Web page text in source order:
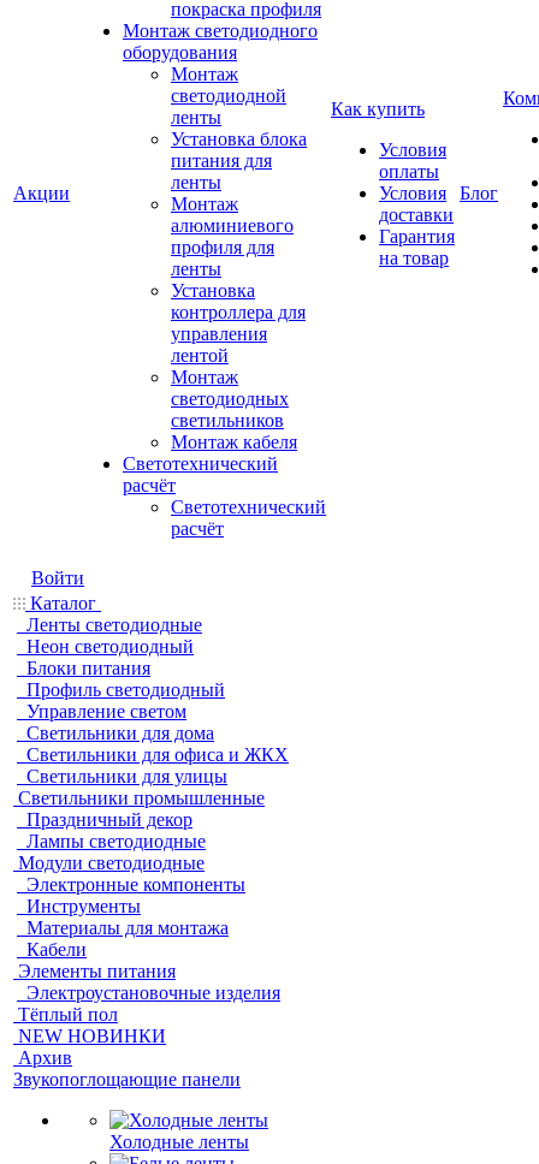
Акции
покраска профиля
Монтаж светодиодного
оборудования
Монтаж
светодиодной
ленты
Установка блока
питания для
ленты
Монтаж
алюминиевого
профиля для
ленты
Установка
контроллера для
управления
лентой
Монтаж
светодиодных
светильников
Монтаж кабеля
Светотехнический
расчёт
Светотехнический
расчёт
Как купить
Условия
оплаты
Условия
доставки
Гарантия
на товар
Блог
Войти
Каталог
Ленты светодиодные
Неон светодиодный
Блоки питания
Профиль светодиодный
Управление светом
Светильники для дома
Светильники для офиса и ЖКХ
Светильники для улицы
Светильники промышленные
Праздничный декор
Лампы светодиодные
Модули светодиодные
Электронные компоненты
Инструменты
Материалы для монтажа
Кабели
Элементы питания
Электроустановочные изделия
Тёплый пол
NEW НОВИНКИ
Архив
Звукопоглощающие панели
Холодные ленты